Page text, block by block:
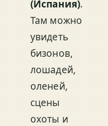
(Испания).
Там можно
увидеть
бизонов,
лошадей,
оленей,
сцены
охоты и